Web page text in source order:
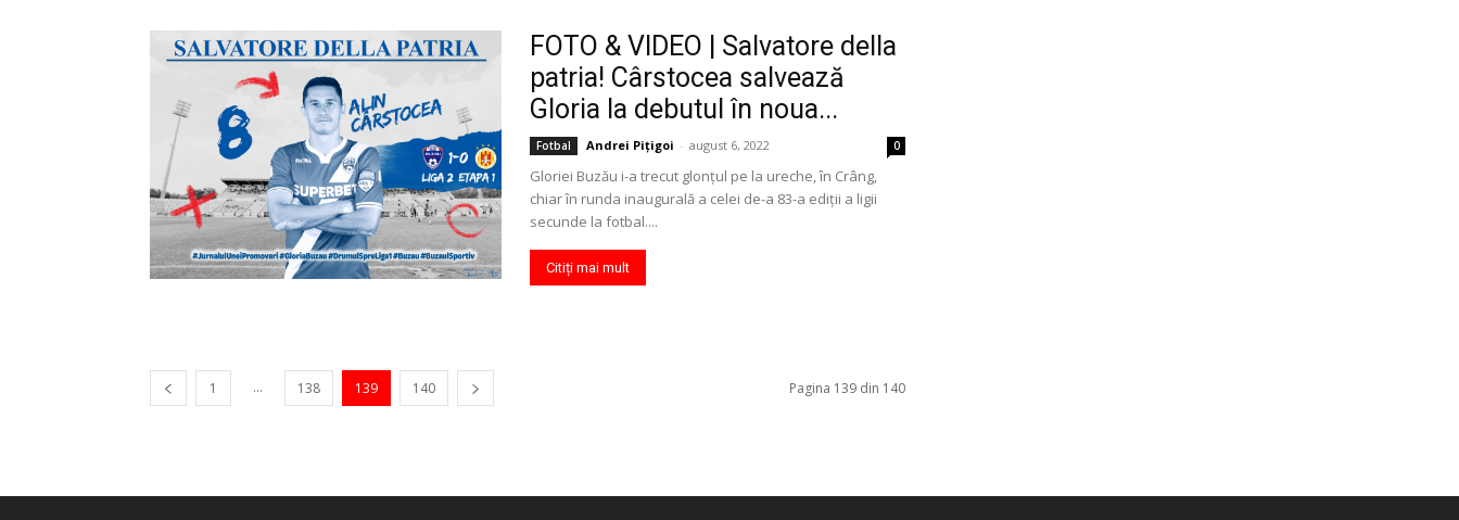
FOTO & VIDEO | Salvatore della
patria! Cârstocea salvează
Gloria la debutul în noua...
Fotbal Andrei Pițigoi - august 6, 2022 0
Gloriei Buzău i-a trecut glonţul pe la ureche, în Crâng,
chiar în runda inaugurală a celei de-a 83-a ediţii a ligii
secunde la fotbal....
Citiți mai mult
1 ... 138 139 140 Pagina 139 din 140